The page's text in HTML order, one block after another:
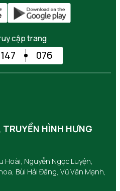
cập trang
147 076
HÌNH HƯNG
Hoài, Nguyễn Ngọc Luyện,
Bùi Hải Đăng, Vũ Văn Mạnh,